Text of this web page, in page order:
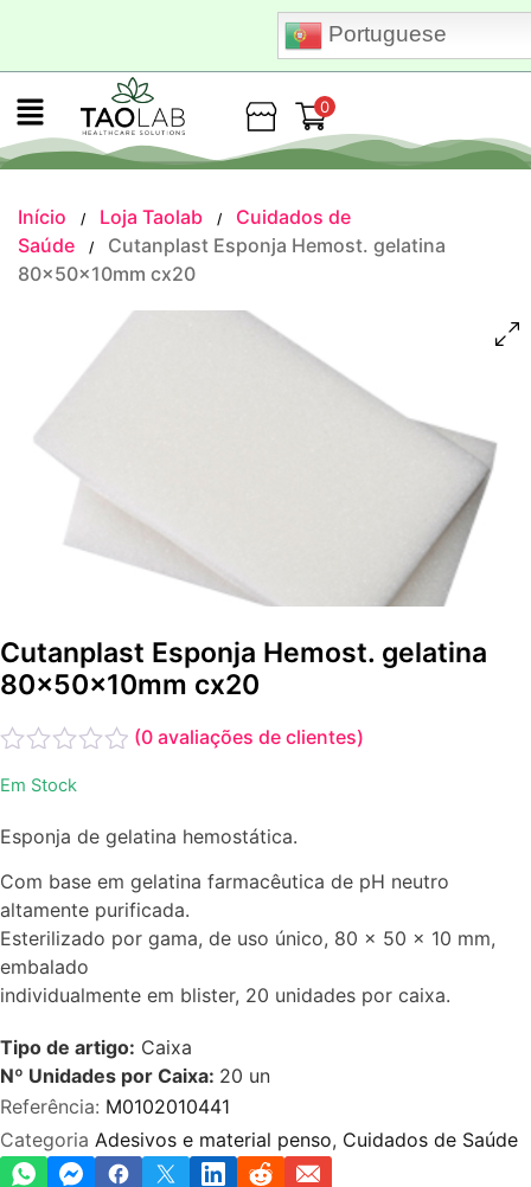
Portuguese
Loja
0
Início / Loja Taolab /
Cuidados de
Saúde
/
Cutanplast Esponja Hemost. gelatina
80x50x10mm cx20
Cutanplast Esponja Hemost. gelatina
80x50x10mm cx20
0
5
(0 avaliações de clientes)
Em Stock
Esponja de gelatina hemostática.
Com base em gelatina farmacêutica de pH neutro
altamente purificada.
Esterilizado por gama, de uso único, 80 x 50 x 10 mm,
embalado
individualmente em blister, 20 unidades por caixa.
Tipo de artigo: Caixa
Nº Unidades por Caixa: 20 un
Referência: M0102010441
Categoria Adesivos e material penso, Cuidados de Saúde